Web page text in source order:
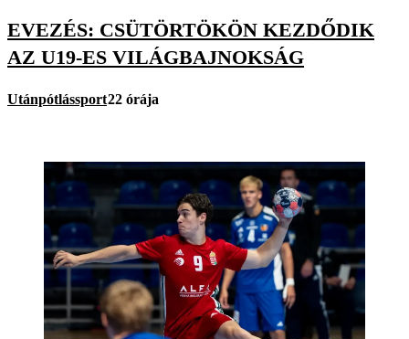
EVEZÉS: CSÜTÖRTÖKÖN KEZDŐDIK
AZ U19-ES VILÁGBAJNOKSÁG
Utánpótlássport22 órája